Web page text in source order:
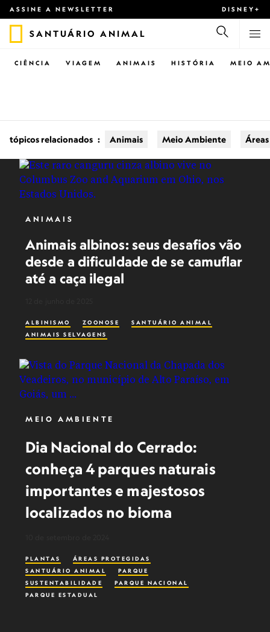
ASSINE A NEWSLETTER DISNEY+
SANTUÁRIO ANIMAL
CIÊNCIA VIAGEM ANIMAIS HISTÓRIA MEIO
tópicos relacionados : Animais Meio Ambiente
ANIMAIS
Animais albinos: seus desafios vão
desde a dificuldade de se camuflar
até a caça ilegal
ALBINISMO ZOONOSE
SANTUÁRIO ANIMAL
ANIMAIS SELVAGENS
MEIO AMBIENTE
Dia Nacional do Cerrado:
conheça 4 parques naturais
importantes e majestosos
localizados no bioma
PLANTAS
ÁREAS PROTEGIDAS
SANTUÁRIO ANIMAL
PARQUE
SUSTENTABILIDADE
PARQUE NACIONAL
PARQUE ESTADUAL